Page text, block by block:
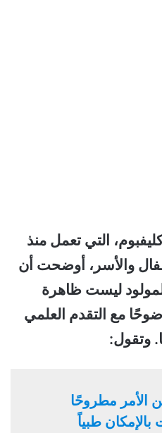
التي تعمل منذ
مع الأطفال والأسر، أوضحت أن
ليست ظاهرة
مع التقدم العلمي
وتقول:
الأمر مطروحًا
بالإمكان طبياً